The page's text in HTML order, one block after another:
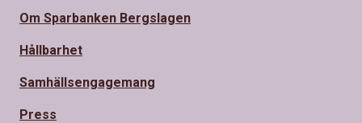
Om Sparbanken Bergslagen
Hållbarhet
Samhällsengagemang
Press